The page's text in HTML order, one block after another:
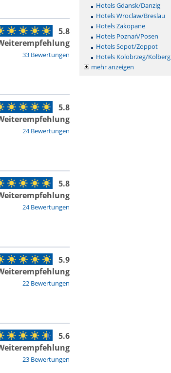
33 Bewertungen
5.8
24 Bewertungen
5.8
24 Bewertungen
5.8
22 Bewertungen
5.9
23 Bewertungen
5.6
Hotels Gdansk/Danzig
Hotels Wroclaw/Breslau
Hotels Zakopane
Hotels Poznań/Posen
Hotels Sopot/Zoppot
Hotels Kolobrzeg/Kolberg
mehr anzeigen